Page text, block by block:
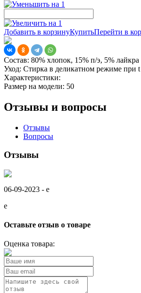
Добавить в корзинуКупитьПерейти в
Состав: 80% хлопок, 15% п/э, 5% лайкра
Уход: Стирка в деликатном режиме при t
Характеристики:
Размер на модели: 50
Отзывы и вопросы
Отзывы
Вопросы
Отзывы
06-09-2023 - e
e
Оставьте отзыв о товаре
Оценка товара: